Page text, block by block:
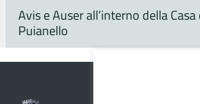
Avis e Auser all’interno della
Puianello